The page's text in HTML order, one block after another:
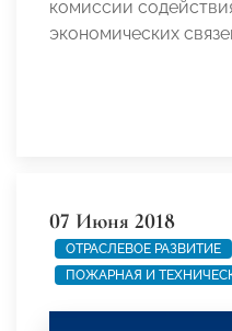
комиссии
экономических
07 Июня 2018
ОТРАСЛЕВОЕ РАЗВИТИЕ
ПОЖАРНАЯ И